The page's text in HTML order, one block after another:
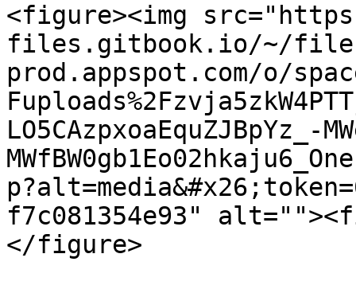
<figure><img
files.gitbook.io/~/
prod.appspot.com/o/
LO5CAzpxoaEquZJBpYz_-
f7c081354e93"
</figure>